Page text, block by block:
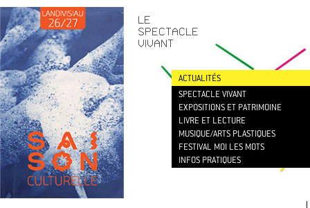
LE
SPECTACLE
VIVANT
ACTUALITÉS
SPECTACLE VIVANT
EXPOSITIONS ET PATRIMOINE
LIVRE ET LECTURE
MUSIQUE/ARTS PLASTIQUES
FESTIVAL MOI LES MOTS
INFOS PRATIQUES